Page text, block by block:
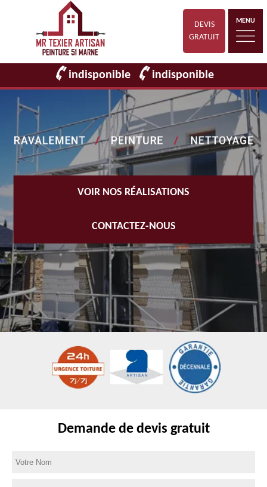
DEVIS
GRATUIT
MENU
indisponible indisponible
VOIR NOS RÉALISATIONS
CONTACTEZ-NOUS
Demande de devis gratuit